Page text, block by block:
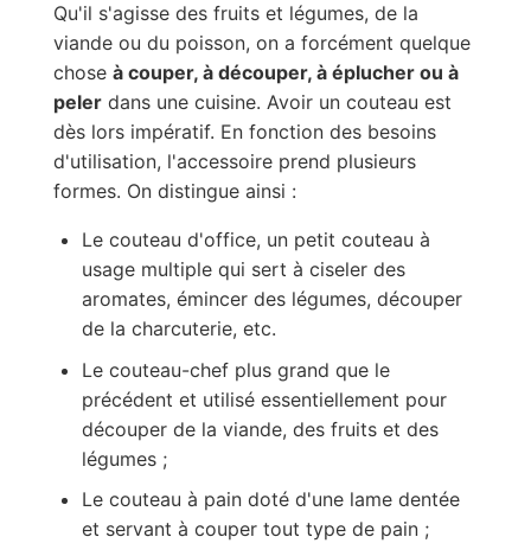
Qu'il s'agisse des fruits et légumes, de la
viande ou du poisson, on a forcément quelque
chose à couper, à découper, à éplucher ou à
pelerdans une cuisine. Avoir un couteau est
dès lors impératif. En fonction des besoins
d'utilisation, l'accessoire prend plusieurs
formes. On distingue ainsi :
Le couteau d'office, un petit couteau à
usage multiple qui sert à ciseler des
aromates, émincer des légumes, découper
de la charcuterie, etc.
Le couteau-chef plus grand que le
précédent et utilisé essentiellement pour
découper de la viande, des fruits et des
légumes ;
Le couteau à pain doté d'une lame dentée
et servant à couper tout type de pain ;